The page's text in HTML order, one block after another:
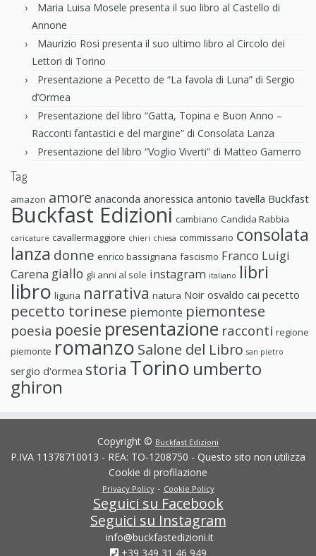
Maria Luisa Mosele presenta il suo libro al Castello di
Annone
Maurizio Rosi presenta il suo ultimo libro al Circolo dei
Lettori di Torino
Presentazione a Pecetto de “La favola di Luna” di Sergio
d’Ormea
Presentazione del libro “Gatta, Topina e Buon Anno –
Racconti fantastici e del margine” di Consolata Lanza
Presentazione del libro “Voglio Viverti” di Matteo Gamerro
Tag
amazon amore anaconda anoressica antonio tavella Buckfast
Buckfast Edizioni cambiano Candida Rabbia
caricature cavallermaggiore chieri chiesa commissario consolata
lanza donne enrico bassignana fascismo Franco Luigi
Carena giallo gli anni al sole instagram italiano libri
libro liguria narrativa natura Noir osvaldo cai pecetto
pecetto torinese piemonte piemontese
poesia poesie presentazione racconti regione
piemonte romanzo Salone del Libro san pietro
sergio d'ormea storia Torino umberto
ghiron
Copyright © Buckfast Edizioni
P.IVA 11378710013 - REA: TO-1208750 - Questo sito non utilizza
Cookie di profilazione
Privacy Policy- Cookie Policy
Seguici su Facebook
Seguici su Instagram
info@buckfastedizioni.it
+39 349 31 46 949